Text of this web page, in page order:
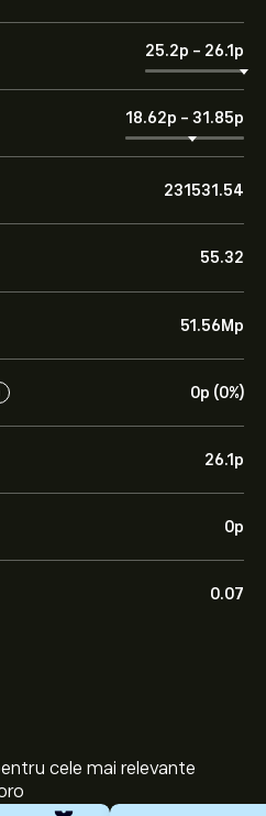
25.2‎p‎ - 26.1‎p‎
18.62‎p‎ - 31.85‎p‎
231531.54
55.32
51.56M‎p‎
0‎p‎ (0%)
26.1‎p‎
0‎p‎
0.07
cele mai relevante